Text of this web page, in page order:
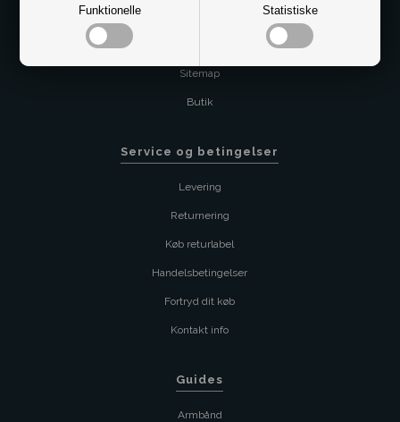
Funktionelle Statistiske
Sitemap
Butik
Service og betingelser
Levering
Returnering
Køb returlabel
Handelsbetingelser
Fortryd dit køb
Kontakt info
Guides
Armbånd